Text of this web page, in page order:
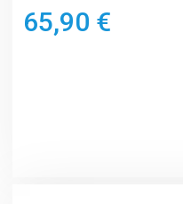
65,90 €